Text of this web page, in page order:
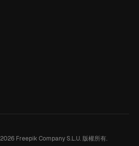
2026 Freepik Company S.L.U. 版權所有.